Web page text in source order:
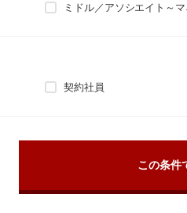
ミドル／アソシエイト～
契約社員